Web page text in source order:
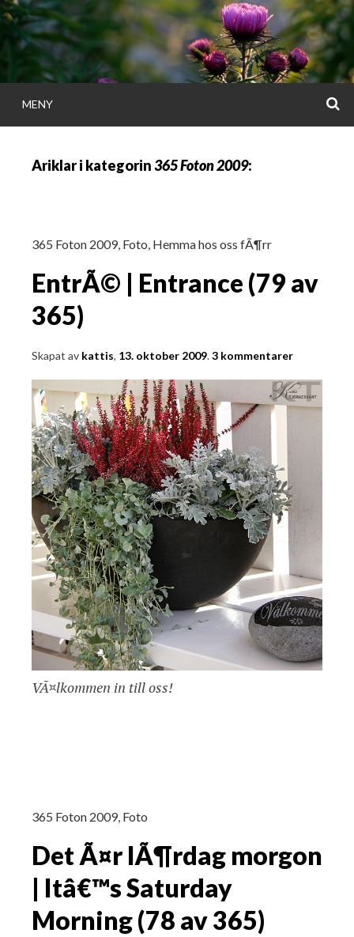
Gå
direkt
till
innehållet
i ord & bild
MENY
Ariklar i kategorin365 Foton 2009:
365 Foton 2009, Foto, Hemma hos oss fÃ¶rr
EntrÃ© | Entrance (79 av
365)
Skapat av kattis, 13. oktober 2009.3 kommentarer
VÃ¤lkommen in till oss!
365 Foton 2009, Foto
Det Ã¤r lÃ¶rdag morgon
| Itâ€™s Saturday
Morning (78 av 365)